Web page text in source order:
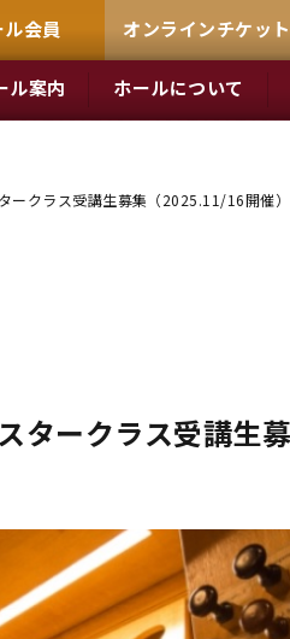
ル会員 オンラインチケット
ル案内 ホールについて
ークラス受講生募集（2025.11/16開催）
タークラス受講生